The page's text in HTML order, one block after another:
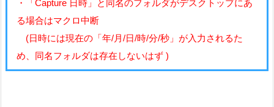
・「Capture 日時」と同名のフォルダがデスクトップにあ
る場合はマクロ中断
(日時には現在の「年/月/日/時/分/秒」が入力されるた
め、同名フォルダは存在しないはず )